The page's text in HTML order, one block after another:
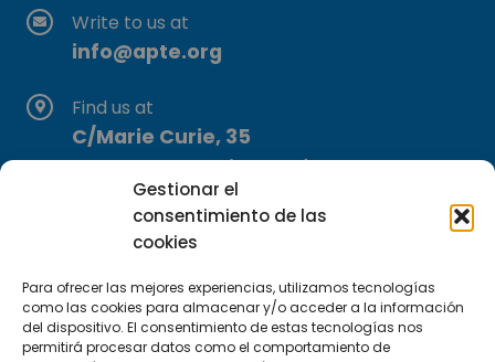
Gestionar el
consentimiento de las
cookies
Para ofrecer las mejores experiencias, utilizamos tecnologías
como las cookies para almacenar y/o acceder a la información
del dispositivo. El consentimiento de estas tecnologías nos
permitirá procesar datos como el comportamiento de
Write to us at
info@apte.org
Find us at
C/Marie Curie, 35
29590 Campanillas, Málaga
Subscribe to our Newsletter